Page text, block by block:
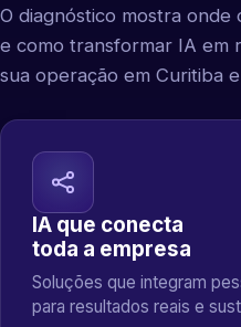
O diagnóstico mostra
e como transformar IA em
sua operação em Curitiba
IA que conecta
toda a empresa
Soluções que integram
para resultados reais e